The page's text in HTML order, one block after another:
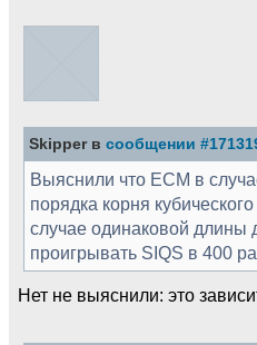
Skipper в сообщении
Выяснили что ECM в
порядка корня
случае одинаковой длины
проигрывать SIQS в 400
Нет не выяснили: это